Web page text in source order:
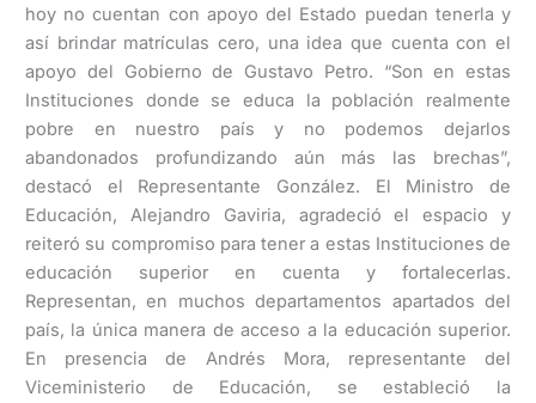
hoy no cuentan con apoyo del Estado puedan tenerla y
así brindar matrículas cero, una idea que cuenta con el
apoyo del Gobierno de Gustavo Petro. “Son en estas
Instituciones donde se educa la población realmente
pobre en nuestro país y no podemos dejarlos
abandonados profundizando aún más las brechas”,
destacó el Representante González. El Ministro de
Educación, Alejandro Gaviria, agradeció el espacio y
reiteró su compromiso para tener a estas Instituciones de
educación superior en cuenta y fortalecerlas.
Representan, en muchos departamentos apartados del
país, la única manera de acceso a la educación superior.
En presencia de Andrés Mora, representante del
Viceministerio de Educación, se estableció la